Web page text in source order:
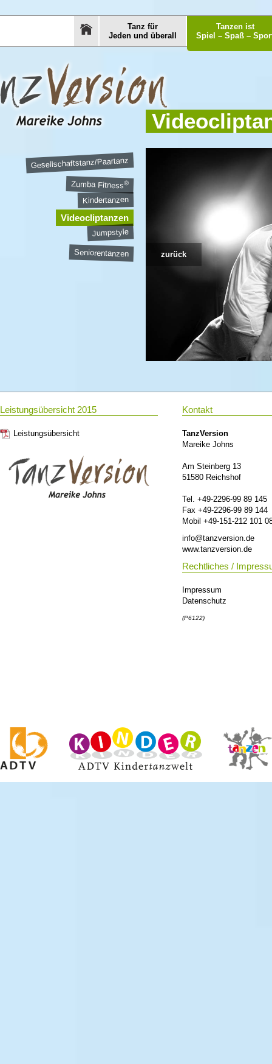
Tanz für
Jeden und überall
Tanzen ist
Spiel – Spaß –
Gesellschaftstanz/Paartanz
Zumba Fitness®
Kindertanzen
Videocliptanzen
Jumpstyle
Seniorentanzen zurück
Leistungsübersicht 2015
Leistungsübersicht
Kontakt
TanzVersion
Mareike Johns
Am Steinberg 13
51580 Reichshof
Tel. +49-2296-99 89 145
Fax +49-2296-99 89 144
Mobil +49-151-212 101
info@tanzversion.de
www.tanzversion.de
Rechtliches /
Impressum
Datenschutz
(P6122)